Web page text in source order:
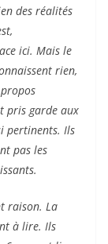
des réalités
ici. Mais le
rien,
pris garde aux
pertinents. Ils
pas les
raison. La
à lire. Ils